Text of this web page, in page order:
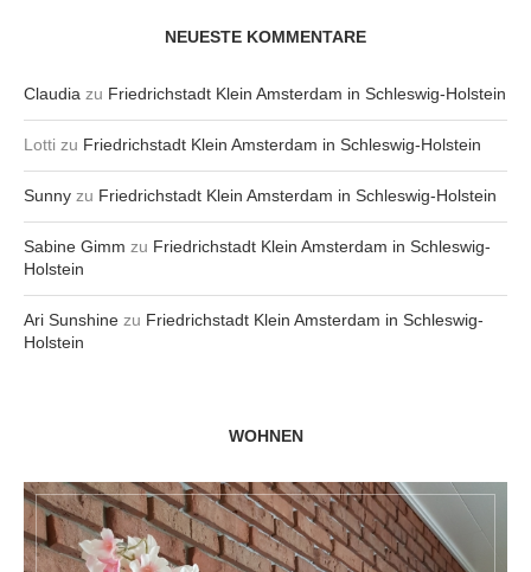
NEUESTE KOMMENTARE
Claudia zu Friedrichstadt Klein Amsterdam in Schleswig-Holstein
Lotti zu Friedrichstadt Klein Amsterdam in Schleswig-Holstein
Sunny zu Friedrichstadt Klein Amsterdam in Schleswig-Holstein
Sabine Gimm zu Friedrichstadt Klein Amsterdam in Schleswig-
Holstein
Ari Sunshine zu Friedrichstadt Klein Amsterdam in Schleswig-
Holstein
WOHNEN